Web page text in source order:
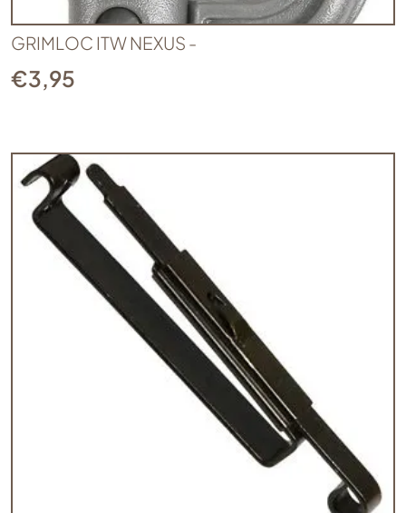
GRIMLOC ITW NEXUS -
€3,95